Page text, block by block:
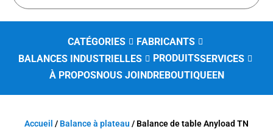
CATÉGORIES
FABRICANTS
BALANCES INDUSTRIELLES
PRODUITSSERVICES
À PROPOSNOUS JOINDREBOUTIQUEEN
Accueil / Balance à plateau / Balance de table Anyload TN